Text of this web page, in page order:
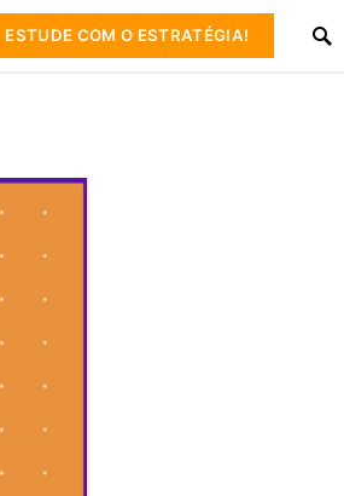
ESTUDE COM O ESTRATÉGIA!